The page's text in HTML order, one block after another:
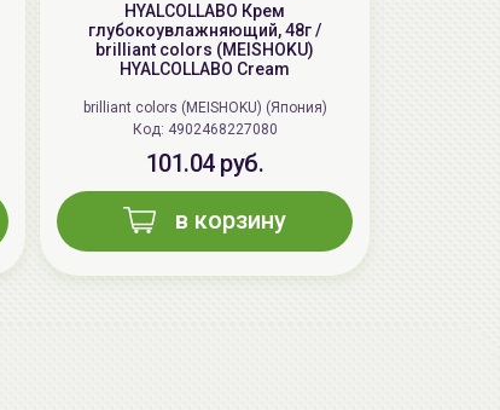
HYALCOLLABO Крем
глубокоувлажняющий, 48г /
brilliant colors (MEISHOKU)
HYALCOLLABO Cream
brilliant colors (MEISHOKU) (Япония)
Код: 4902468227080
101.04 руб.
в корзину